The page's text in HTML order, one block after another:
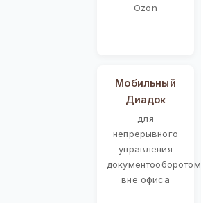
Ozon
Мобильный
Диадок
для
непрерывного
управления
документооборотом
вне офиса